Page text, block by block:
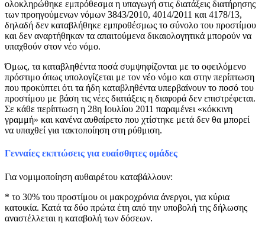
ολοκληρώθηκε εμπρόθεσμα η υπαγωγή στις διατάξεις διατήρησης
των προηγούμενων νόμων 3843/2010, 4014/2011 και 4178/13,
δηλαδή δεν καταβλήθηκε εμπροθέσμως το σύνολο του προστίμου
και δεν αναρτήθηκαν τα απαιτούμενα δικαιολογητικά μπορούν να
υπαχθούν στον νέο νόμο.
Όμως, τα καταβληθέντα ποσά συμψηφίζονται με το οφειλόμενο
πρόστιμο όπως υπολογίζεται με τον νέο νόμο και στην περίπτωση
που προκύπτει ότι τα ήδη καταβληθέντα υπερβαίνουν το ποσό του
προστίμου με βάση τις νέες διατάξεις η διαφορά δεν επιστρέφεται.
Σε κάθε περίπτωση η 28η Ιουλίου 2011 παραμένει «κόκκινη
γραμμή» και κανένα αυθαίρετο που χτίστηκε μετά δεν θα μπορεί
να υπαχθεί για τακτοποίηση στη ρύθμιση.
Γενναίες εκπτώσεις για ευαίσθητες ομάδες
Για νομιμοποίηση αυθαιρέτου καταβάλλουν:
* το 30% του προστίμου οι μακροχρόνια άνεργοι, για κύρια
κατοικία. Κατά τα δύο πρώτα έτη από την υποβολή της δήλωσης
αναστέλλεται η καταβολή των δόσεων.